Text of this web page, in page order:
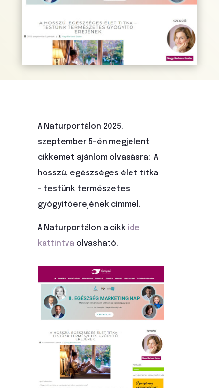
A Naturportálon 2025.
szeptember 5-én megjelent
cikkemet ajánlom olvasásra: A
hosszú, egészséges élet titka
– testünk természetes
gyógyítóerejének címmel.
A Naturportálon a cikk ide
kattintva olvasható.